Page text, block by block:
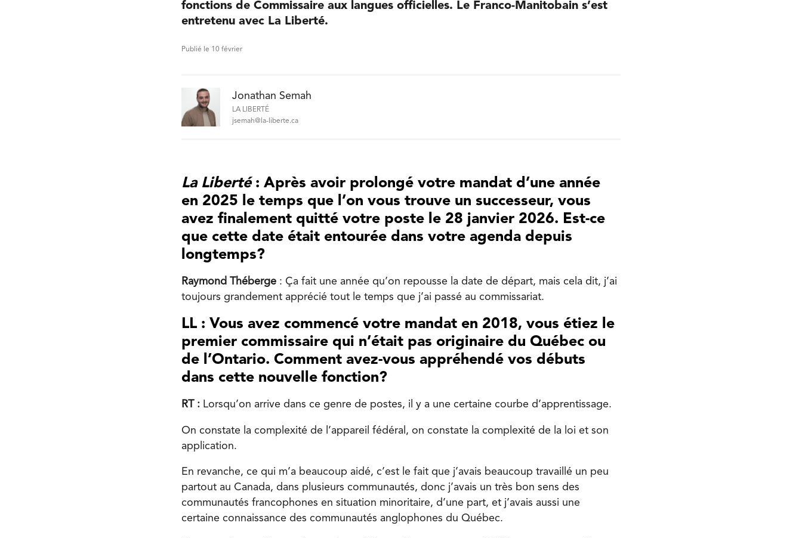
fonctions de Commissaire aux langues officielles. Le Franco-Manitobain s’est
entretenu avec La Liberté.
Publié le 10 février
Jonathan Semah
LA LIBERTÉ
jsemah@la-liberte.ca
La Liberté: Après avoir prolongé votre mandat d’une année
en 2025 le temps que l’on vous trouve un successeur, vous
avez finalement quitté votre poste le 28 janvier 2026. Est-ce
que cette date était entourée dans votre agenda depuis
longtemps?
Raymond Théberge : Ça fait une année qu’on repousse la date de départ, mais cela dit, j’ai
toujours grandement apprécié tout le temps que j’ai passé au commissariat.
LL : Vous avez commencé votre mandat en 2018, vous étiez le
premier commissaire qui n’était pas originaire du Québec ou
de l’Ontario. Comment avez-vous appréhendé vos débuts
dans cette nouvelle fonction?
RT : Lorsqu’on arrive dans ce genre de postes, il y a une certaine courbe d’apprentissage.
On constate la complexité de l’appareil fédéral, on constate la complexité de la loi et son
application.
En revanche, ce qui m’a beaucoup aidé, c’est le fait que j’avais beaucoup travaillé un peu
partout au Canada, dans plusieurs communautés, donc j’avais un très bon sens des
communautés francophones en situation minoritaire, d’une part, et j’avais aussi une
certaine connaissance des communautés anglophones du Québec.